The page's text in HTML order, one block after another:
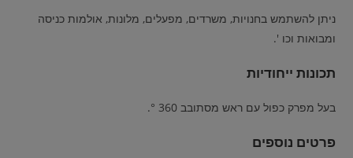
ניתן להשתמש בחנויות, משרדים, מפעלים, מלונות, אולמות כניסה
ומבואות וכו '.
תכונות ייחודיות
בעל מפרק כפול עם ראש מסתובב 360 °.
פרטים נוספים